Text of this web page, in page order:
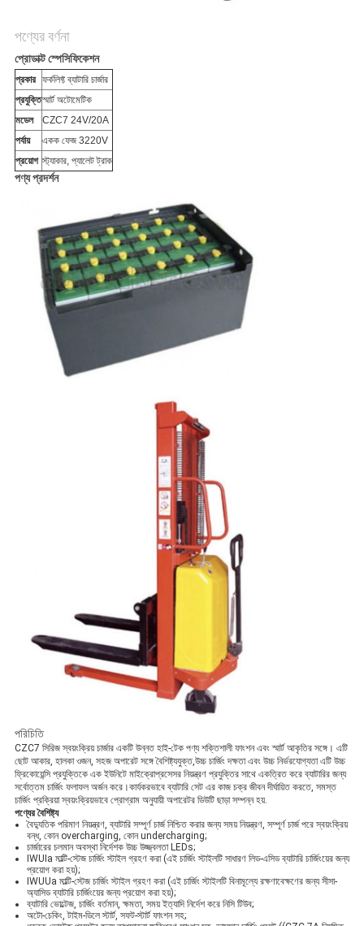
পণ্যের বর্ণনা
প্রোডাক্ট স্পেসিফিকেশন
প্রকার ফর্কলিফ্ট ব্যাটারি চার্জার
প্রযুক্তিস্মার্ট অটোমেটিক
মডেল
CZC7 24V/20A
পর্যায়
একক ফেজ 3220V
প্রয়োগ স্ট্যাকার, প্যালেট ট্রাক
পণ্য প্রদর্শন
পরিচিতি
CZC7 সিরিজ স্বয়ংক্রিয় চার্জার একটি উন্নত হাই-টেক পণ্য শক্তিশালী ফাংশন এবং স্মার্ট আকৃতির সঙ্গে। এটি
ছোট আকার, হালকা ওজন, সহজ অপারেট সঙ্গে বৈশিষ্ট্যযুক্ত,উচ্চ চার্জিং দক্ষতা এবং উচ্চ নির্ভরযোগ্যতা এটি উচ্চ
ফ্রিকোয়েন্সি প্রযুক্তিকে এক ইউনিটে মাইক্রোপ্রসেসর নিয়ন্ত্রণ প্রযুক্তির সাথে একত্রিত করে ব্যাটারির জন্য
সর্বোত্তম চার্জিং ফলাফল অর্জন করে।কার্যকরভাবে ব্যাটারি সেট এর কাজ চক্র জীবন দীর্ঘায়িত করতে, সমস্ত
চার্জিং প্রক্রিয়া স্বয়ংক্রিয়ভাবে প্রোগ্রাম অনুযায়ী অপারেটর ডিউটি ছাড়া সম্পন্ন হয়.
পণ্যের বৈশিষ্ট্য
বৈদ্যুতিক পরিমাণ নিয়ন্ত্রণ, ব্যাটারি সম্পূর্ণ চার্জ নিশ্চিত করার জন্য সময় নিয়ন্ত্রণ, সম্পূর্ণ চার্জ পরে স্বয়ংক্রিয়
বন্ধ, কোন overcharging, কোন undercharging;
চার্জারের চলমান অবস্থা নির্দেশক উচ্চ উজ্জ্বলতা LEDs;
IWUIa মাল্টি-স্টেজ চার্জিং স্টাইল গ্রহণ করা (এই চার্জিং স্টাইলটি সাধারণ লিড-এসিড ব্যাটারি চার্জিংয়ের জন্য
প্রয়োগ করা হয়);
IWUUa মাল্টি-স্টেজ চার্জিং স্টাইল গ্রহণ করা (এই চার্জিং স্টাইলটি বিনামূল্যে রক্ষণাবেক্ষণের জন্য সীসা-
অ্যাসিড ব্যাটারি চার্জিংয়ের জন্য প্রয়োগ করা হয়);
ব্যাটারি ভোল্টেজ, চার্জিং বর্তমান, ক্ষমতা, সময় ইত্যাদি নির্দেশ করে নিসি টিউব;
অটো-চেকিং, টাইম-ডিলে স্টার্ট, সফট-স্টার্ট ফাংশন সহ;